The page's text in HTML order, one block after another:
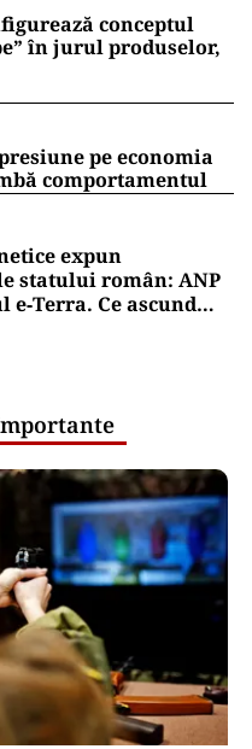
conceptul
în jurul produselor,
pe economia
comportamentul
expun
statului român: ANP
e‑Terra. Ce ascund